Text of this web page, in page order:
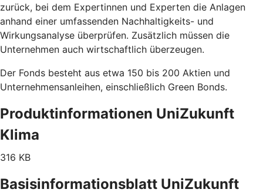
zurück, bei dem Expertinnen und Experten die Anlagen
anhand einer umfassenden Nachhaltigkeits- und
Wirkungsanalyse überprüfen. Zusätzlich müssen die
Unternehmen auch wirtschaftlich überzeugen.
Der Fonds besteht aus etwa 150 bis 200 Aktien und
Unternehmensanleihen, einschließlich Green Bonds.
Produktinformationen UniZukunft
Klima
316 KB
Basisinformationsblatt UniZukunft